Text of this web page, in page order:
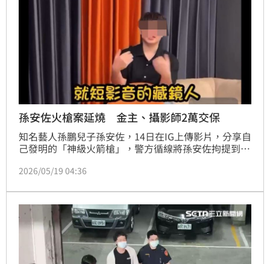
孫安佐火槍案延燒 金主、攝影師2萬交保
知名藝人孫鵬兒子孫安佐，14日在IG上傳影片，分享自
己發明的「神級火箭槍」，警方循線將孫安佐拘提到
涉犯槍砲罪，遂向法院聲請羈押禁見，法官裁定准予羈
願明星格鬥賽」創辦人邱皓偉主動前往北投分局及士林
地檢署說明，2人複訊後皆是2萬元交保並限制住居。
2026/05/19 04:36